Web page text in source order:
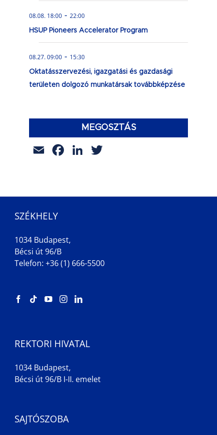
08.08. 18:00 - 22:00
HSUP Pioneers Accelerator Program
08.27. 09:00 - 15:30
Oktatásszervezési, igazgatási és gazdasági
területen dolgozó munkatársak továbbképzése
MEGOSZTÁS
EmailFacebook
LinkedIn
SZÉKHELY
1034 Budapest,
Bécsi út 96/B
Telefon: +36 (1) 666-5500
REKTORI HIVATAL
1034 Budapest,
Bécsi út 96/B I-II. emelet
SAJTÓSZOBA